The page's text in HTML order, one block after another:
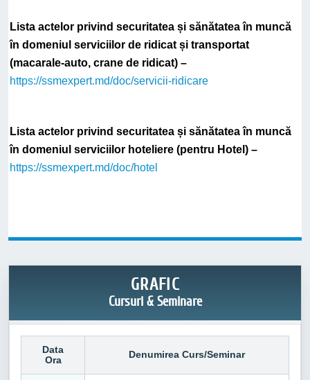
Lista actelor privind securitatea și sănătatea în muncă
în domeniul serviciilor de ridicat și transportat
(macarale-auto, crane de ridicat) –
https://ssmexpert.md/doc/servicii-ridicare
Lista actelor privind securitatea și sănătatea în muncă
în domeniul serviciilor hoteliere (pentru Hotel) –
https://ssmexpert.md/doc/hotel
GRAFIC
Cursuri & Seminare
Data
Ora
Denumirea Curs/Seminar